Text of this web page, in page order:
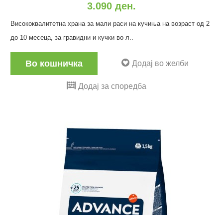
3.090 ден.
Висококвалитетна храна за мали раси на кучиња на возраст од 2
до 10 месеца, за гравидни и кучки во л..
Во кошничка Додај во желби
Додај за споредба